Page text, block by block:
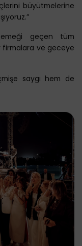
büyütmelerine
geçen tüm
firmalara ve geceye
saygı hem de